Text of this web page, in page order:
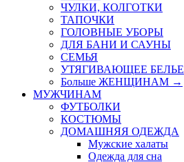
ЧУЛКИ, КОЛГОТКИ
ТАПОЧКИ
ГОЛОВНЫЕ УБОРЫ
ДЛЯ БАНИ И САУНЫ
СЕМЬЯ
УТЯГИВАЮЩЕЕ БЕЛЬЕ
Больше ЖЕНЩИНАМ →
МУЖЧИНАМ
ФУТБОЛКИ
КОСТЮМЫ
ДОМАШНЯЯ ОДЕЖДА
Мужские халаты
Одежда для сна